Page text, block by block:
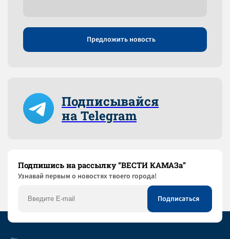
Предложить новость
Подписывайся
на Telegram
Подпишись на рассылку “ВЕСТИ КАМАЗа”
Узнaвай первым о новостях твоего города!